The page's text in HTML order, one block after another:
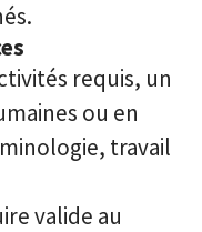
requis, un
ou en
travail
valide au